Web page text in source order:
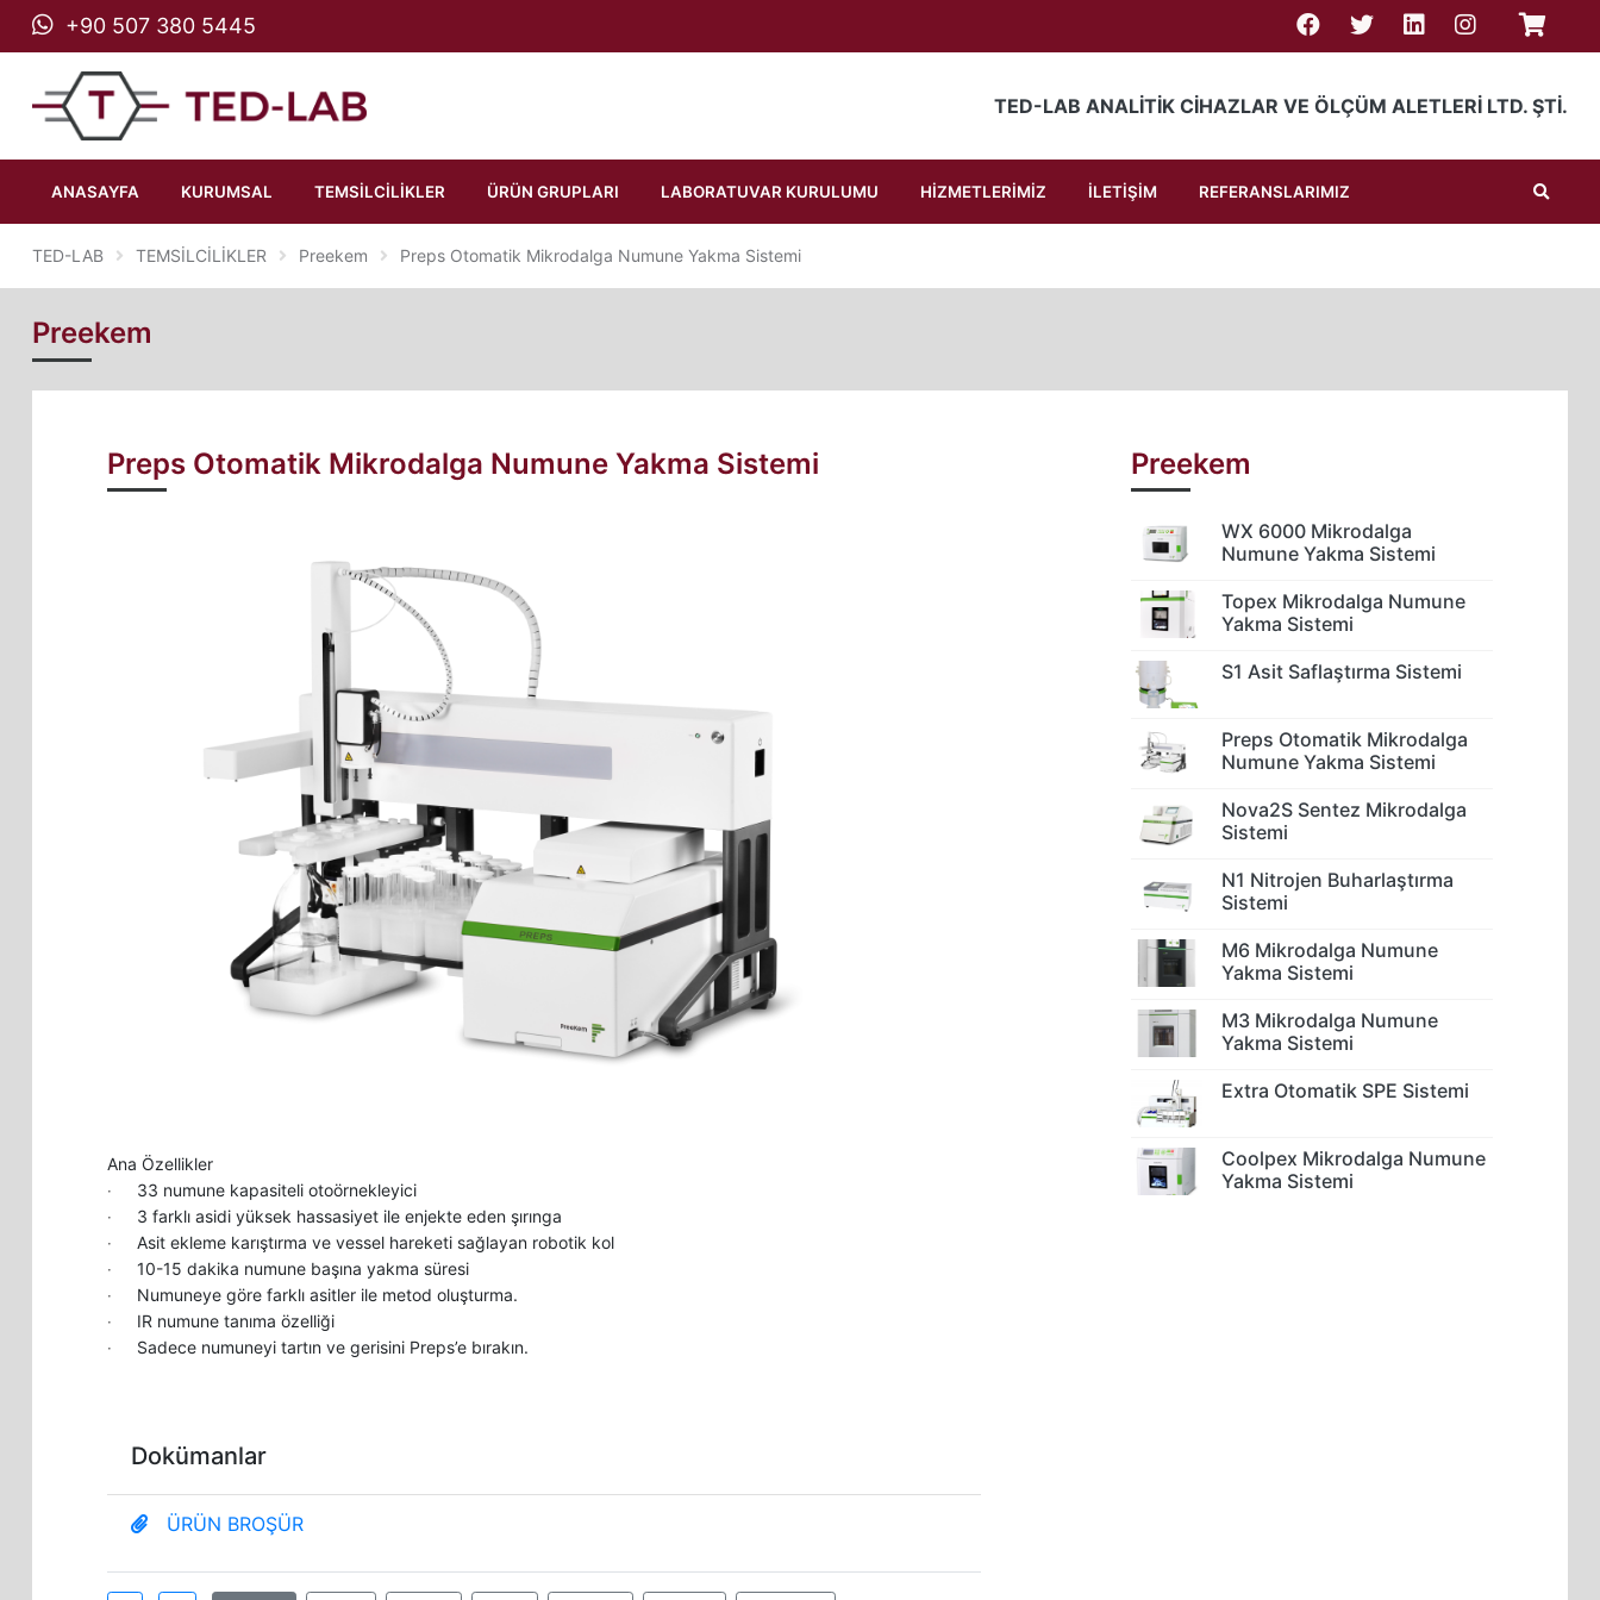
TED-LAB ANALİTİK CİHAZLAR VE ÖLÇÜM ALETLERİ LTD. ŞTİ.
+90 507 380 5445
TED-LAB ANALİTİK CİHAZLAR VE ÖLÇÜM ALETLERİ LTD. ŞTİ.
ANASAYFA KURUMSAL TEMSİLCİLİKLER ÜRÜN GRUPLARI LABORATUVAR KURULUMU HİZMETLERİMİZ İLETİŞİM REFERANSLARIMIZ
TED-LAB TEMSİLCİLİKLER Preekem Preps Otomatik Mikrodalga Numune Yakma Sistemi
Preekem
Preps Otomatik Mikrodalga Numune Yakma Sistemi
Ana Özellikler
· 33 numune kapasiteli otoörnekleyici
· 3 farklı asidi yüksek hassasiyet ile enjekte eden şırınga
· Asit ekleme karıştırma ve vessel hareketi sağlayan robotik kol
· 10-15 dakika numune başına yakma süresi
· Numuneye göre farklı asitler ile metod oluşturma.
· IR numune tanıma özelliği
· Sadece numuneyi tartın ve gerisini Preps’e bırakın.
Firma İletişim
Dokümanlar
ÜRÜN BROŞÜR
Preekem
WX 6000 Mikrodalga
Numune Yakma Sistemi
Topex Mikrodalga Numune
Yakma Sistemi
S1 Asit Saflaştırma Sistemi
Preps Otomatik Mikrodalga
Numune Yakma Sistemi
Nova2S Sentez Mikrodalga
Sistemi
N1 Nitrojen Buharlaştırma
Sistemi
M6 Mikrodalga Numune
Yakma Sistemi
M3 Mikrodalga Numune
Yakma Sistemi
Extra Otomatik SPE Sistemi
Coolpex Mikrodalga Numune
Yakma Sistemi